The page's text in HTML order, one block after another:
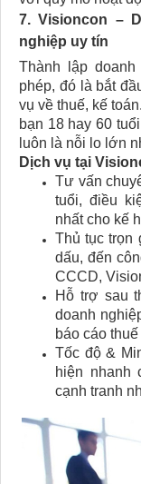
7. Visioncon –
nghiệp uy tín
Thành lập
phép, đó là bắt
vụ về thuế, kế
bạn 18 hay 60
luôn là nỗi lo lớn
Dịch vụ tại
Tư vấn
tuổi, điều
nhất cho kế
Thủ tục trọn
dấu, đến
CCCD,
Hỗ trợ sau
doanh
báo cáo
Tốc độ &
hiện nhanh
cạnh tranh